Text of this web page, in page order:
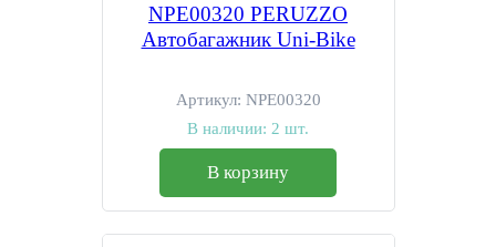
NPE00320 PERUZZO
Автобагажник Uni-Bike
Артикул: NPE00320
В наличии: 2 шт.
В корзину